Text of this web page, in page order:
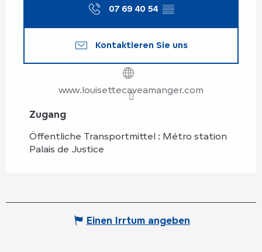
07 69 40 54 ▒▒
Kontaktieren Sie uns
www.louisettecaveamanger.com
Zugang
Zugang
Öffentliche Transportmittel : Métro station
Palais de Justice
Einen Irrtum angeben